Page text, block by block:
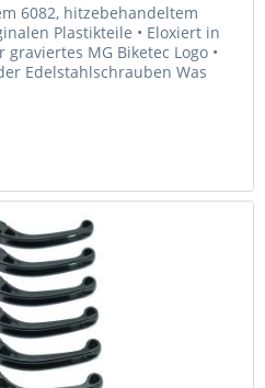
6082, hitzebehandeltem
Plastikteile • Eloxiert in
MG Biketec Logo •
Edelstahlschrauben Was